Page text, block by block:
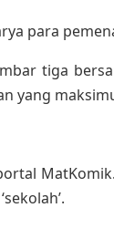
para
tiga
yang